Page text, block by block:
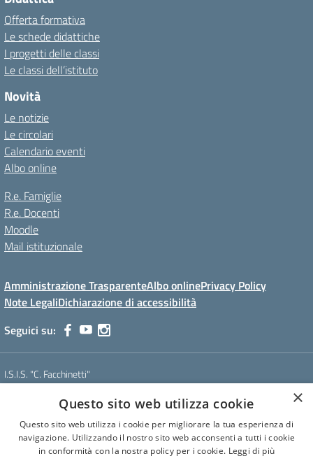
Offerta formativa
Le schede didattiche
I progetti delle classi
Le classi dell’istituto
Novità
Le notizie
Le circolari
Calendario eventi
Albo online
R.e. Famiglie
R.e. Docenti
Moodle
Mail istituzionale
Amministrazione TrasparenteAlbo onlinePrivacy Policy
Note LegaliDichiarazione di accessibilità
Seguici su:
I.S.I.S. "C. Facchinetti"
Tel. 0331 635718 - E-mail: vais01900e@istruzione.it - Pec:
vais01900e@pec.istruzione.it
Codice meccanografico: VAIS01900E
Codice Fiscale: 81009250127
×
Questo sito web utilizza cookie
Questo sito web utilizza i cookie per migliorare la tua esperienza di
navigazione. Utilizzando il nostro sito web acconsenti a tutti i cookie
in conformità con la nostra policy per i cookie. Leggi di più